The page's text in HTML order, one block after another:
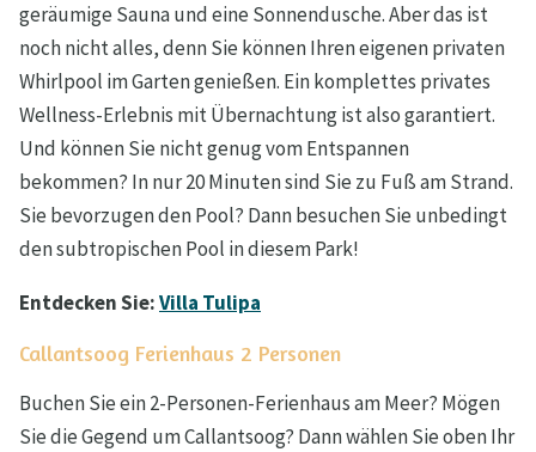
geräumige Sauna und eine Sonnendusche. Aber das ist
noch nicht alles, denn Sie können Ihren eigenen privaten
Whirlpool im Garten genießen. Ein komplettes privates
Wellness-Erlebnis mit Übernachtung ist also garantiert.
Und können Sie nicht genug vom Entspannen
bekommen? In nur 20 Minuten sind Sie zu Fuß am Strand.
Sie bevorzugen den Pool? Dann besuchen Sie unbedingt
den subtropischen Pool in diesem Park!
Entdecken Sie:Villa Tulipa
Callantsoog Ferienhaus 2 Personen
Buchen Sie ein 2-Personen-Ferienhaus am Meer? Mögen
Sie die Gegend um Callantsoog? Dann wählen Sie oben Ihr